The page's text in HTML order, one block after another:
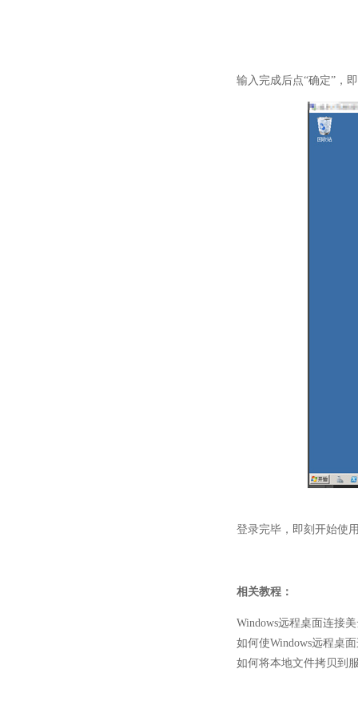
输入完成后点“确定”，
登录完毕，即刻开始使
相关教程：
Windows远程桌面连接
如何使Windows远程桌
如何将本地文件拷贝到